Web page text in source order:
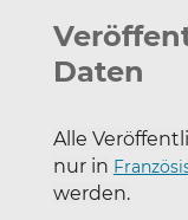
Daten
Alle
nur in
werden.